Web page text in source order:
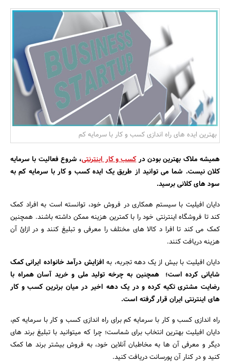
بانک، بیمه و سرمایه
مسکن و ساختمان
بهترین ایده های راه اندازی کسب و کار با سرمایه کم
همیشه ملاک بهترین بودن درکسب و کار اینترنتی، شروع فعالیت با سرمایه
کلان نیست. شما می توانید از طریق یک ایده کسب و کار با سرمایه کم به
سود های کلانی برسید.
دایان افیلیت با سیستم همکاری در فروش خود، توانسته است به افراد کمک
کند تا فروشگاه اینترنتی خود را با کمترین هزینه ممکن داشته باشند. همچنین
کمک می کند تا افرا د کالا های مختلف را معرفی و تبلیغ کنند و در ازائ آن
هزینه دریافت کنند.
دایان افیلیت با بیش از یک دهه تجربه، به افزایش درآمد خانواده ایرانی کمک
شایانی کرده است؛ همچنین به چرخه تولید ملی و خرید آسان همراه با
رضایت مشتری تکیه کرده و در یک دهه اخیر در میان برترین کسب و کار
های اینترنتی ایران قرار گرفته است.
راه اندازی کسب و کار با سرمایه کم برای راه اندازی کسب و کار با سرمایه کم،
دایان افیلیت بهترین انتخاب برای شماست؛ چرا که میتوانید با تبلیغ برند های
دیگر و معرفی آن ها به مخاطبان آنلاین خود، به فروش بیشتر برند ها کمک
کنید و در کنار آن پورسانت دریافت کنید.